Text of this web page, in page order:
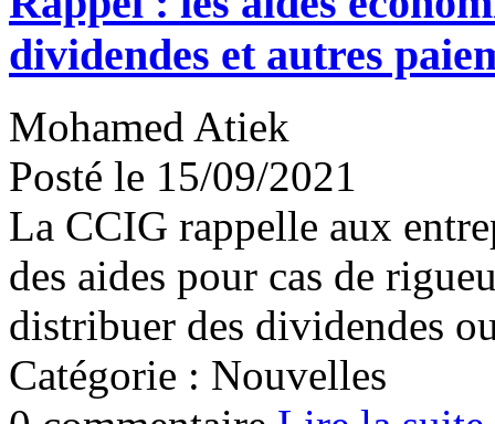
dividendes et autres
Mohamed Atiek
Posté le 15/09/2021
La CCIG rappelle aux
des aides pour cas de
distribuer des dividendes
Catégorie : Nouvelles